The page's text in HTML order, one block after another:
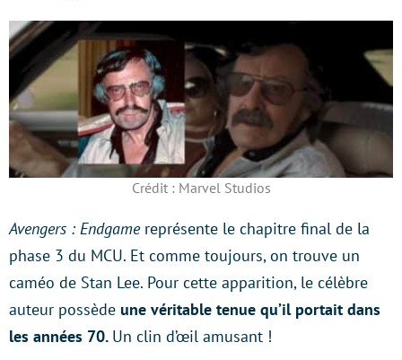
Crédit : Marvel Studios
Avengers : Endgamereprésente le chapitre final de la
phase 3 du MCU. Et comme toujours, on trouve un
caméo de Stan Lee. Pour cette apparition, le célèbre
auteur possède une véritable tenue qu’il portait dans
les années 70. Un clin d’œil amusant !